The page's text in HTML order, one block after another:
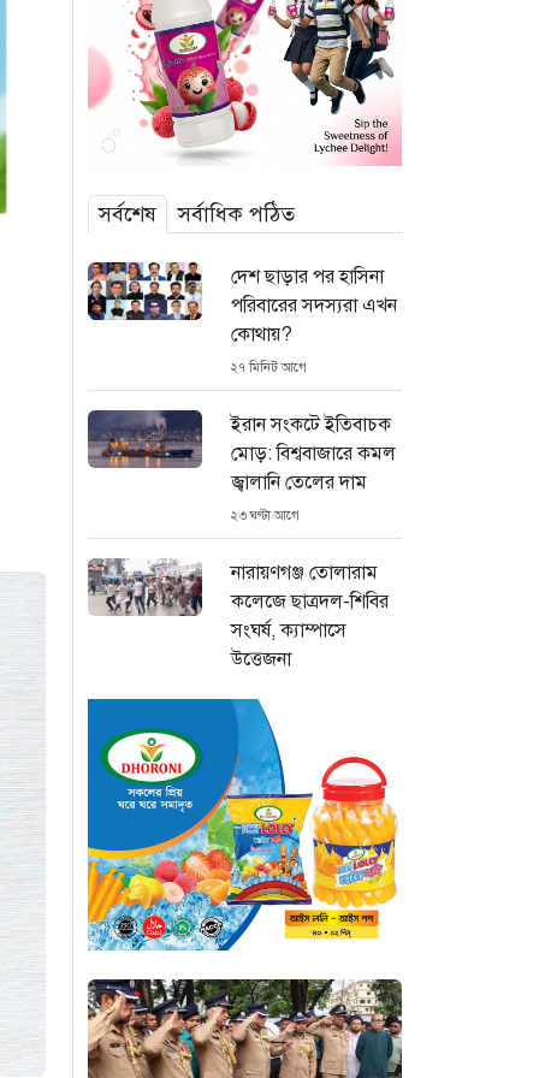
সর্বশেষ সর্বাধিক পঠিত
দেশ ছাড়ার পর হাসিনা
পরিবারের সদস্যরা এখন
কোথায়?
২৭ মিনিট আগে
ইরান সংকটে ইতিবাচক
মোড়: বিশ্ববাজারে কমল
জ্বালানি তেলের দাম
২৩ ঘণ্টা আগে
নারায়ণগঞ্জ তোলারাম
কলেজে ছাত্রদল-শিবির
সংঘর্ষ, ক্যাম্পাসে
উত্তেজনা
“বায়ুদূষণে শীর্ষে
কিনশাসা, ঢাকার বাতাস
এখন স্বস্তিদায়ক”
২৩ ঘণ্টা আগে
“জনগণের জন্য গণতন্ত্র
চিরস্থায়ী করার প্রত্যয়
ভারপ্রাপ্ত রাষ্ট্রপতির”
২৩ ঘণ্টা আগে
জুলাই গণঅভ্যুত্থান